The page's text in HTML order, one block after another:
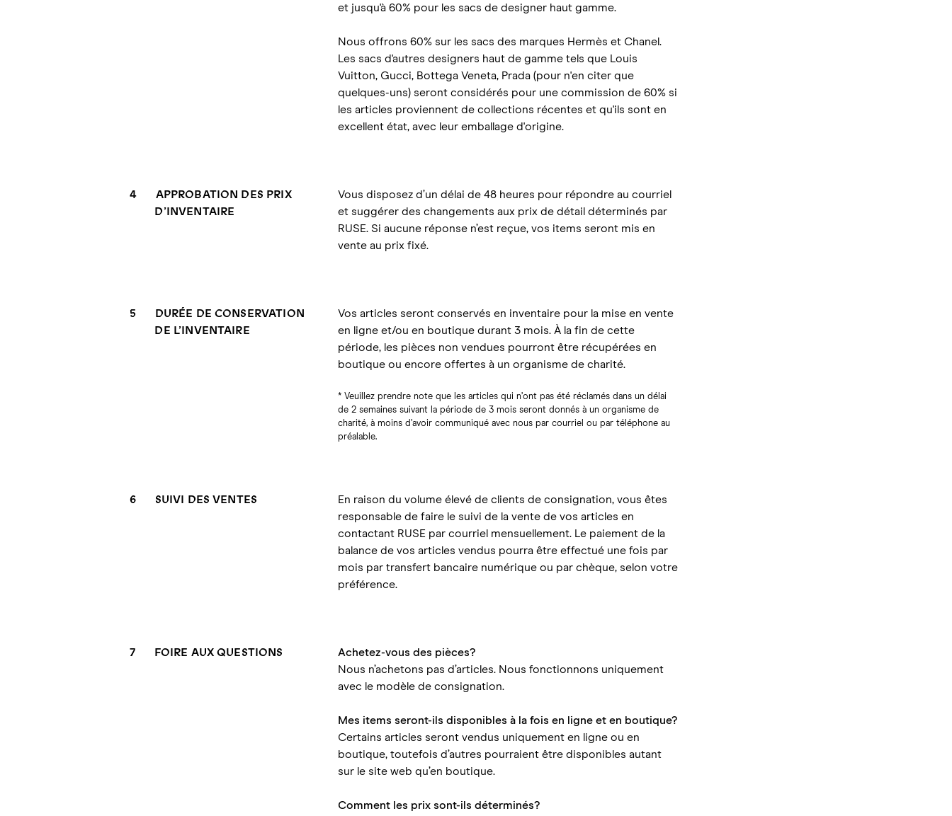
et jusqu'à 60% pour les sacs de designer haut gamme.
Nous offrons 60% sur les sacs des marques Hermès et Chanel.
Les sacs d'autres designers haut de gamme tels que Louis
Vuitton, Gucci, Bottega Veneta, Prada (pour n'en citer que
quelques-uns) seront considérés pour une commission de 60% si
les articles proviennent de collections récentes et qu'ils sont en
excellent état, avec leur emballage d'origine.
4
APPROBATION DES PRIX
D’INVENTAIRE
Vous disposez d’un délai de 48 heures pour répondre au courriel
et suggérer des changements aux prix de détail déterminés par
RUSE. Si aucune réponse n’est reçue, vos items seront mis en
vente au prix fixé.
5
DURÉE DE CONSERVATION
DE L’INVENTAIRE
Vos articles seront conservés en inventaire pour la mise en vente
en ligne et/ou en boutique durant 3 mois. À la fin de cette
période, les pièces non vendues pourront être récupérées en
boutique ou encore offertes à un organisme de charité.
* Veuillez prendre note que les articles qui n’ont pas été réclamés dans un délai
de 2 semaines suivant la période de 3 mois seront donnés à un organisme de
charité, à moins d’avoir communiqué avec nous par courriel ou par téléphone au
préalable.
6 SUIVI DES VENTES
En raison du volume élevé de clients de consignation, vous êtes
responsable de faire le suivi de la vente de vos articles en
contactant RUSE par courriel mensuellement. Le paiement de la
balance de vos articles vendus pourra être effectué une fois par
mois par transfert bancaire numérique ou par chèque, selon votre
préférence.
7 FOIRE AUX QUESTIONS
Achetez-vous des pièces?
Nous n’achetons pas d’articles. Nous fonctionnons uniquement
avec le modèle de consignation.
Mes items seront-ils disponibles à la fois en ligne et en boutique?
Certains articles seront vendus uniquement en ligne ou en
boutique, toutefois d’autres pourraient être disponibles autant
sur le site web qu’en boutique.
Comment les prix sont-ils déterminés?